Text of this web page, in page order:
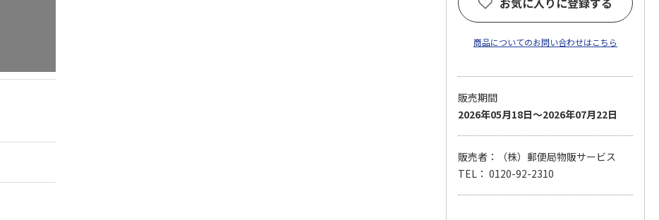
商品についてのお問い合わせはこちら
販売期間
2026年05月18日～2026年07月22日
販売者：（株）郵便局物販サービス
TEL： 0120-92-2310